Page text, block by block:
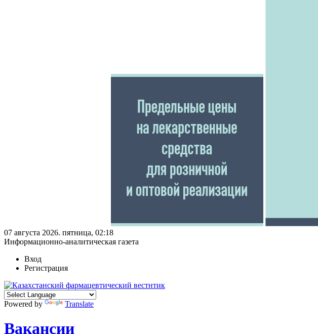
07 августа 2026. пятница, 02:18
Информационно-аналитическая газета
Вход
Регистрация
Powered by Translate
Вакансии